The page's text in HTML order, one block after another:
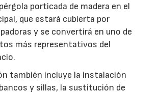
porticada de madera en el
que estará cubierta por
y se convertirá en uno de
más representativos del
también incluye la instalación
y sillas, la sustitución de